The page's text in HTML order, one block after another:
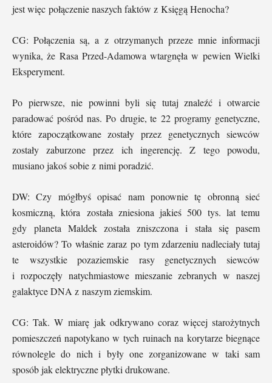
jest więc połączenie naszych faktów z Księgą Henocha?
CG: Połączenia są, a z otrzymanych przeze mnie informacji
wynika, że Rasa Przed-Adamowa wtargnęła w pewien Wielki
Eksperyment.
Po pierwsze, nie powinni byli się tutaj znaleźć i otwarcie
paradować pośród nas. Po drugie, te 22 programy genetyczne,
które zapoczątkowane zostały przez genetycznych siewców
zostały zaburzone przez ich ingerencję. Z tego powodu,
musiano jakoś sobie z nimi poradzić.
DW: Czy mógłbyś opisać nam ponownie tę obronną sieć
kosmiczną, która została zniesiona jakieś 500 tys. lat temu
gdy planeta Maldek została zniszczona i stała się pasem
asteroidów? To właśnie zaraz po tym zdarzeniu nadleciały tutaj
te wszystkie pozaziemskie rasy genetycznych siewców
i rozpoczęły natychmiastowe mieszanie zebranych w naszej
galaktyce DNA z naszym ziemskim.
CG: Tak. W miarę jak odkrywano coraz więcej starożytnych
pomieszczeń napotykano w tych ruinach na korytarze biegnące
równolegle do nich i były one zorganizowane w taki sam
sposób jak elektryczne płytki drukowane.